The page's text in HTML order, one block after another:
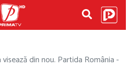
din nou. Partida România -